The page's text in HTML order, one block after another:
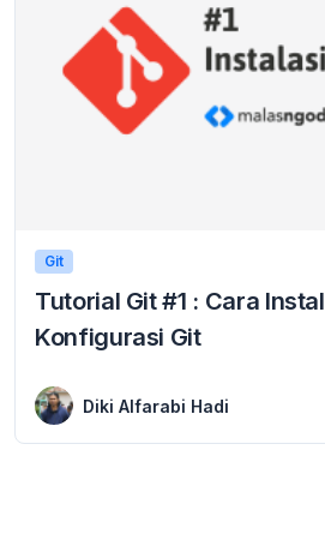
Git
Tutorial Git #1 : Cara
Konfigurasi Git
Diki Alfarabi Hadi